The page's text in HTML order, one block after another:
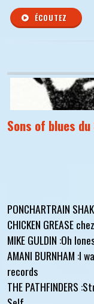
ÉCOUTEZ
Sons of blues
PONCHARTRAIN
CHICKEN GREASE
MIKE GULDIN :Oh
AMANI BURNHAM :I
records
THE PATHFINDERS